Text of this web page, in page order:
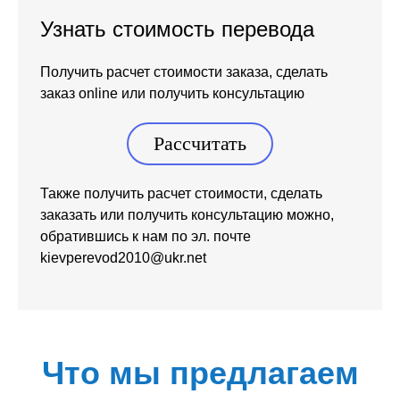
Узнать стоимость перевода
Получить расчет стоимости заказа, сделать
заказ online или получить консультацию
Рассчитать
Также получить расчет стоимости, сделать
заказать или получить консультацию можно,
обратившись к нам по эл. почте
kievperevod2010@ukr.net
Что мы предлагаем